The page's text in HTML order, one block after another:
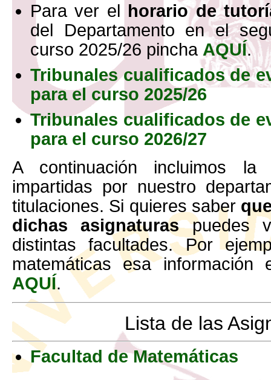
Para ver el horario de
del Departamento en el
curso 2025/26 pincha AQUÍ.
Tribunales cualificados de
para el curso 2025/26
Tribunales cualificados de
para el curso 2026/27
A continuación incluimos la
impartidas por nuestro
titulaciones. Si quieres saber
dichas asignaturaspuedes
distintas facultades. Por
matemáticas esa información
AQUÍ.
Lista de las
Facultad de Matemáticas